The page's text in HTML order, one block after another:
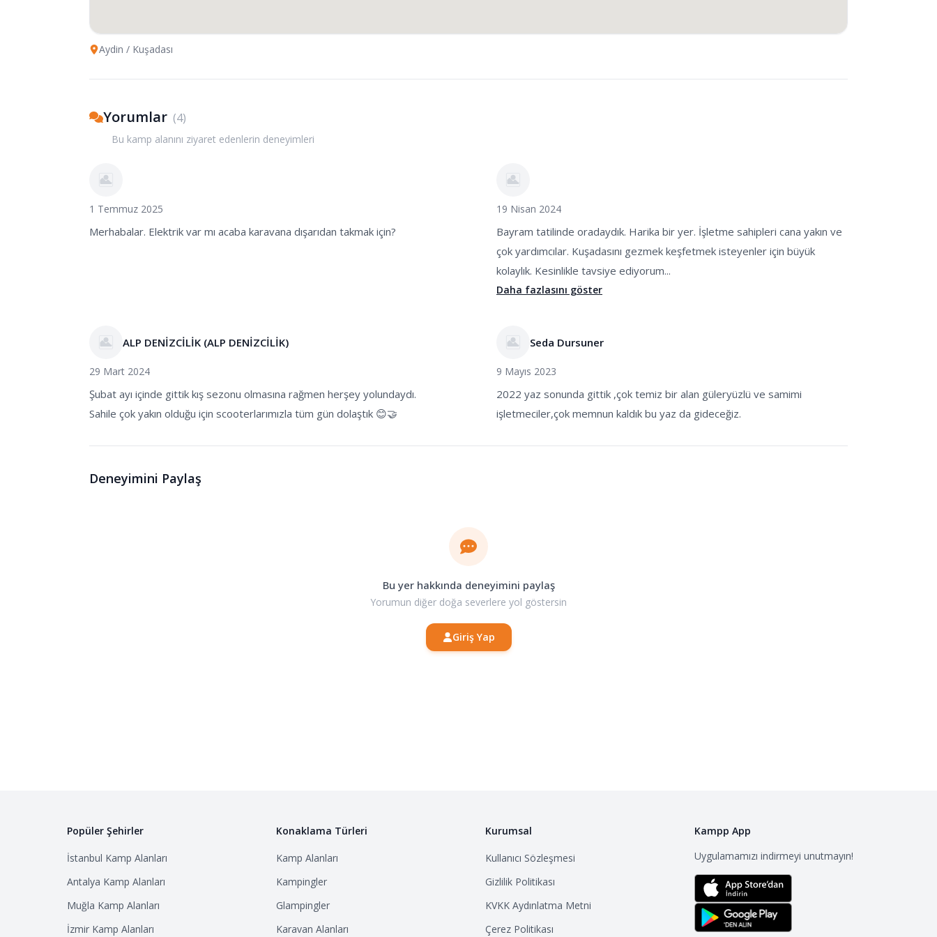
Aydin / Kuşadası
Yorumlar (4)
Bu kamp alanını ziyaret edenlerin deneyimleri
1 Temmuz 2025
Merhabalar. Elektrik var mı acaba karavana dışarıdan takmak için?
19 Nisan 2024
Bayram tatilinde oradaydık. Harika bir yer. İşletme sahipleri cana yakın ve
çok yardımcılar. Kuşadasını gezmek keşfetmek isteyenler için büyük
kolaylık. Kesinlikle tavsiye ediyorum...
Daha fazlasını göster
ALP DENİZCİLİK (ALP DENİZCİLİK)
29 Mart 2024
Şubat ayı içinde gittik kış sezonu olmasına rağmen herşey yolundaydı.
Sahile çok yakın olduğu için scooterlarımızla tüm gün dolaştık 😊🤝
Seda Dursuner
9 Mayıs 2023
2022 yaz sonunda gittik ,çok temiz bir alan güleryüzlü ve samimi
işletmeciler,çok memnun kaldık bu yaz da gideceğiz.
Deneyimini Paylaş
Bu yer hakkında deneyimini paylaş
Yorumun diğer doğa severlere yol göstersin
Giriş Yap
Popüler Şehirler
İstanbul Kamp Alanları
Antalya Kamp Alanları
Muğla Kamp Alanları
İzmir Kamp Alanları
Konaklama Türleri
Kamp Alanları
Kampingler
Glampingler
Karavan Alanları
Kurumsal
Kullanıcı Sözleşmesi
Gizlilik Politikası
KVKK Aydınlatma Metni
Çerez Politikası
Kampp App
Uygulamamızı indirmeyi unutmayın!